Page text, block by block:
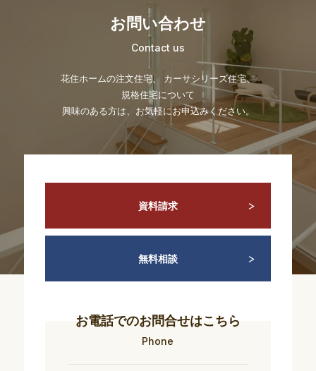
お問い合わせ
Contact us
花住ホームの注文住宅、 カーサシリーズ住宅、
規格住宅について
興味のある方は、お気軽にお申込みください。
資料請求
無料相談
お電話でのお問合せはこちら
Phone